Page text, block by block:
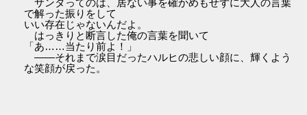
で解った振りをして
いい存在じゃないんだよ。
はっきりと断言した俺の言葉を聞いて
「あ……当たり前よ！」
――それまで涙目だったハルヒの悲しい顔に、輝くよう
な笑顔が戻った。